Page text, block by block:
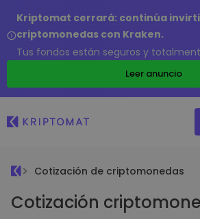
Kriptomat cerrará: continúa
criptomonedas con Kraken.
Tus fondos están seguros y
Leer anuncio
Cotización de criptomonedas
Cotización